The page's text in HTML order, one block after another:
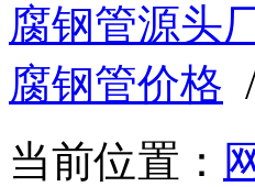
腐钢管源头
腐钢管价格
当前位置：